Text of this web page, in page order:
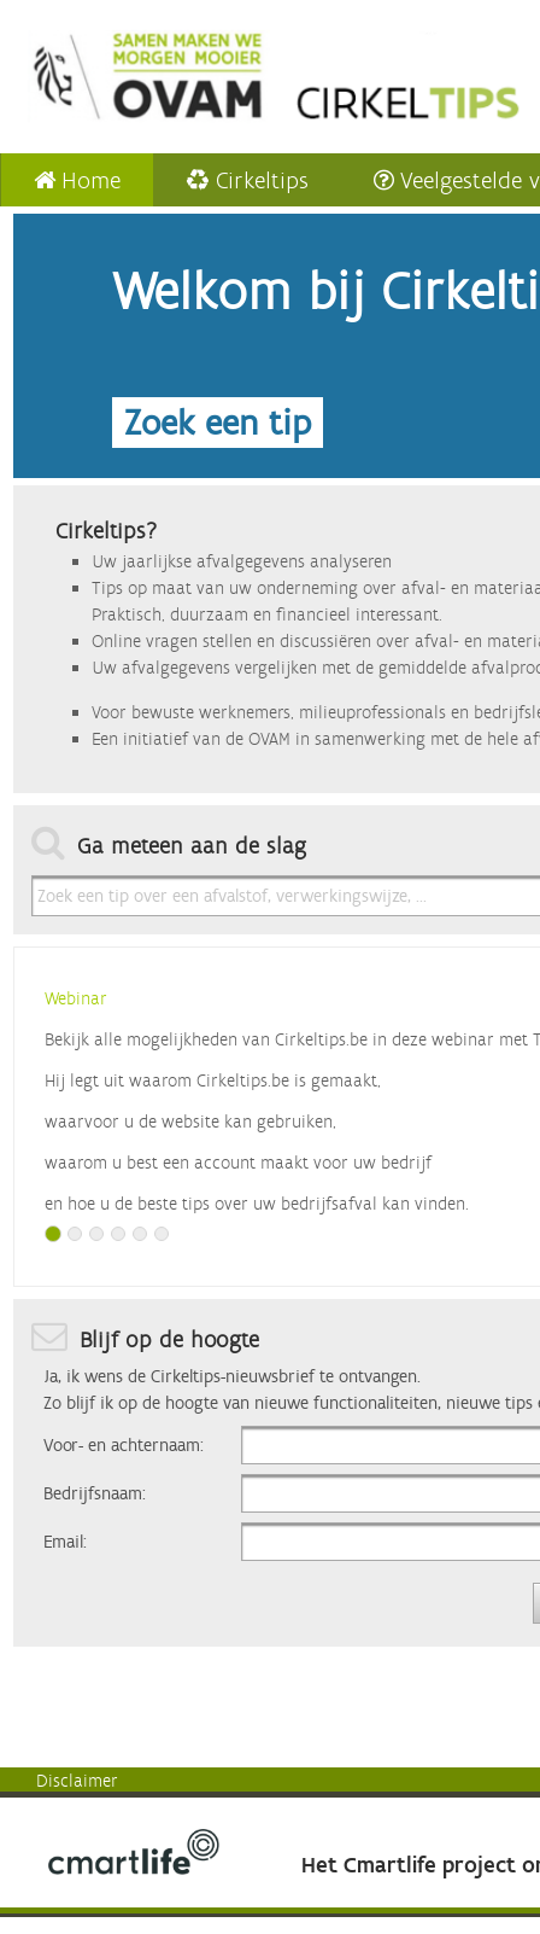
Home Cirkeltips Veelgestelde
Welkom bij
Zoek een tip
Cirkeltips?
Uw jaarlijkse afvalgegevens analyseren
Tips op maat van uw onderneming over afval- en
Praktisch, duurzaam en financieel interessant.
Online vragen stellen en discussiëren over afval- en
Uw afvalgegevens vergelijken met de gemiddelde
Voor bewuste werknemers, milieuprofessionals en
Een initiatief van de OVAM in samenwerking met de hele
Ga meteen aan de slag
Webinar
Bekijk alle mogelijkheden van Cirkeltips.be in deze webinar met
Hij legt uit waarom Cirkeltips.be is gemaakt,
waarvoor u de website kan gebruiken,
waarom u best een account maakt voor uw bedrijf
en hoe u de beste tips over uw bedrijfsafval kan vinden.
Blijf op de hoogte
Ja, ik wens de Cirkeltips-nieuwsbrief te ontvangen.
Zo blijf ik op de hoogte van nieuwe functionaliteiten, nieuwe tips
Voor- en achternaam:
Bedrijfsnaam:
Email:
Disclaimer
Het Cmartlife project